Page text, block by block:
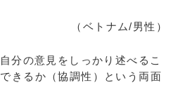
（ベトナム/男性）
分の意見をしっかり述べるこ
きるか（協調性）という両面